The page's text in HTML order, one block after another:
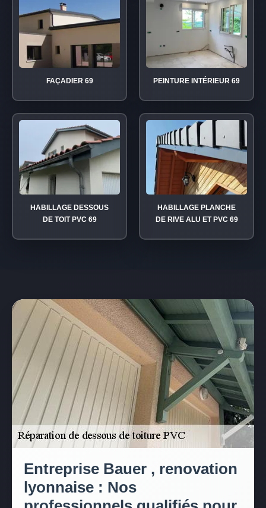
FAÇADIER 69 PEINTURE INTÉRIEUR 69
HABILLAGE DESSOUS
DE TOIT PVC 69
HABILLAGE PLANCHE
DE RIVE ALU ET PVC 69
Entreprise Bauer , renovation
lyonnaise : Nos